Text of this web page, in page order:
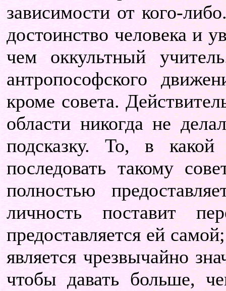
зависимости от кого-
достоинство человека и
чем оккультный
антропософского
кроме совета.
области никогда не
подсказку. То, в какой
последовать такому
полностью
личность поставит
предоставляется ей
является чрезвычайно
чтобы давать больше,